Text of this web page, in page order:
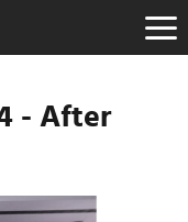
- After